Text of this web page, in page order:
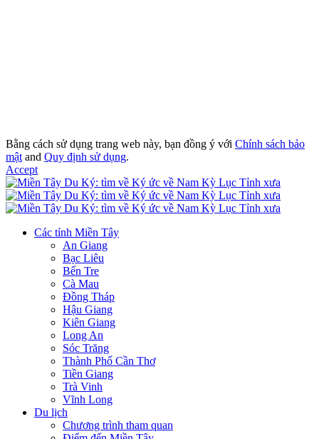
Bằng cách sử dụng trang web này, bạn đồng ý với Chính sách bảo
mật and Quy định sử dụng.
Accept
Các tỉnh Miền Tây
An Giang
Bạc Liêu
Bến Tre
Cà Mau
Đồng Tháp
Hậu Giang
Kiên Giang
Long An
Sóc Trăng
Thành Phố Cần Thơ
Tiền Giang
Trà Vinh
Vĩnh Long
Du lịch
Chương trình tham quan